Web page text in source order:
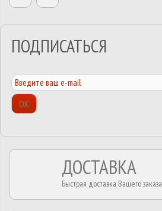
ПОДПИСАТЬСЯ
ОК
ДОСТАВКА
Быстрая доставка Вашего заказа